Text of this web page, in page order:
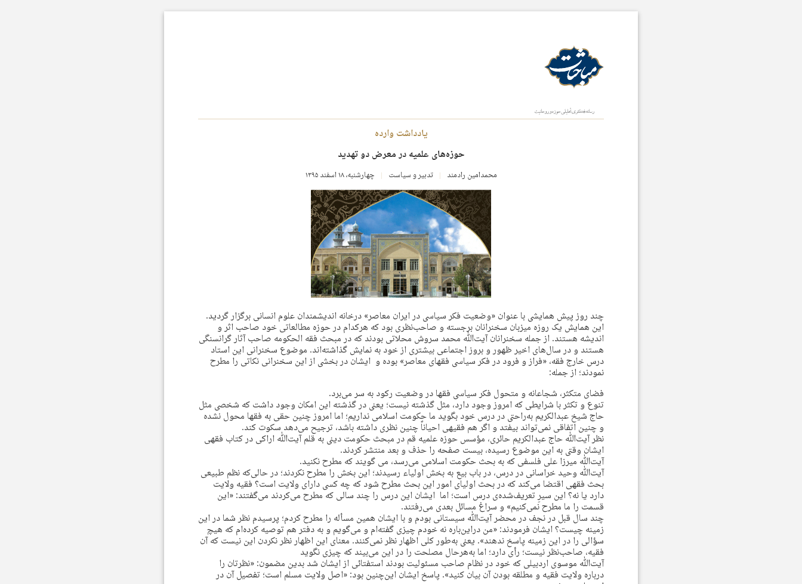
یادداشت وارده
حوزه‌های علمیه در معرض دو تهدید
محمدامین رادمند تدبیر و سیاست چهارشنبه، ۱۸ اسفند ۱۳۹۵
چند روز پیش همایشی با عنوان «وضعیت فکر سیاسی در ایران معاصر» درخانه اندیشمندان علوم انسانی برگزار گردید.
این همایش یک روزه میزبان سخنرانان برجسته و صاحب‌نظری بود که هرکدام در حوزه مطالعاتی خود صاحب اثر و
اندیشه هستند. از جمله سخنرانان آیت‌ﷲ محمد سروش محلاتی بودند که در مبحث فقه الحکومه صاحب آثار گرانسنگی
هستند و در سال‌های اخیر ظهور و بروز اجتماعی بیشتری از خود به نمایش گذاشته‌اند. موضوع سخنرانی این استاد
درس خارج فقه، «فراز و فرود در فکر سیاسی فقهای معاصر» بوده و ایشان در بخشی از این سخنرانی نکاتی را مطرح
نمودند؛ از جمله:
فضای متکثر، شجاعانه و متحول فکر سیاسی فقها در وضعیت رکود به سر می‌برد.
تنوع و تکثر با شرایطی که امروز وجود دارد، مثل گذشته نیست؛ یعنی در گذشته این امکان وجود داشت که شخصی مثل
حاج‌ شیخ عبدالکریم به‌راحتی در درس خود بگوید ما حکومت اسلامی نداریم؛ اما امروز چنین حقی به فقها محول نشده
و چنین اتفاقی نمی‌تواند بیفتد و اگر هم فقیهی احیاناً چنین نظری داشته باشد، ترجیح می‌دهد سکوت کند.
نظر آیت‌ﷲ حاج عبدالکریم حائری، مؤسس حوزه علمیه قم در مبحث حکومت دینی به قلم آیت‌ﷲ اراکی در کتاب فقهی
ایشان وقتی به این موضوع رسیده، بیست صفحه را حذف و بعد منتشر کردند.
آیت‌ﷲ میرزا علی فلسفی که به بحث حکومت اسلامی می‌رسد، می گویند که مطرح نکنید.
آیت‌ﷲ وحید خراسانی در درس، در باب بیع به بخش اولیاء رسیدند؛ این بخش را مطرح نکردند؛ در حالی‌که نظم طبیعی
بحث فقهی اقتضا می‌کند که در بحث اولیای امور این بحث مطرح شود که چه کسی دارای ولایت است؟ فقیه ولایت
دارد یا نه؟ این سیرِ تعریف‌شده‌ی درس است؛ اما ایشان این درس را چند سالی که مطرح می‌کردند می‌گفتند: «این
قسمت را ما مطرح نمی‌کنیم» و سراغ مسائل بعدی می‌رفتند.
چند سال قبل در نجف در محضر آیت‌ﷲ سیستانی بودم و با ایشان همین مسأله را مطرح کردم؛ پرسیدم نظر شما در این
زمینه چیست؟ ایشان فرمودند: «من دراین‌باره نه خودم چیزی گفته‌ام و می‌گویم و به دفتر هم توصیه کرده‌ام که هیچ
سؤالی را در این زمینه پاسخ ندهند». یعنی به‌طور کلی اظهار نظر نمی‌کنند. معنای این اظهار نظر نکردن این نیست که آن
فقیه، صاحب‌نظر نیست؛ رأی دارد؛ اما به‌هرحال مصلحت را در این می‌بیند که چیزی نگوید
آیت‌ﷲ موسوی اردبیلی که خود در نظام صاحب مسئولیت بودند استفتائی از ایشان شد بدین مضمون: «نظرتان را
درباره ولایت فقیه و مطلقه بودن آن بیان کنید». پاسخ ایشان این‌چنین بود: «اصل ولایت مسلم است؛ تفصیل آن در